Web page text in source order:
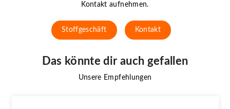
Kontakt aufnehmen.
Stoffgeschäft Kontakt
Das könnte dir auch gefallen
Unsere Empfehlungen